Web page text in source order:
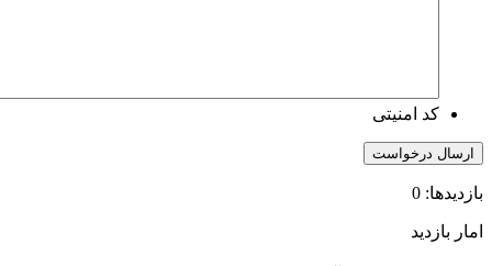
کد امنیتی
0
بازدید